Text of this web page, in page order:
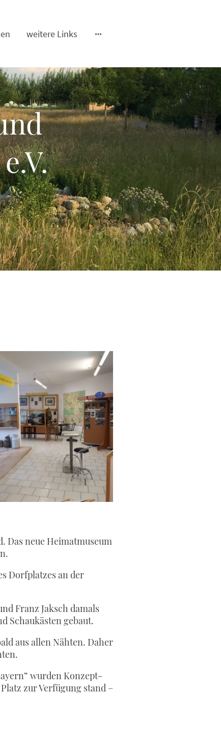
weitere Links
Das neue Heimatmuseum
Dorfplatzes an der
Franz Jaksch damals
Schaukästen gebaut.
aus allen Nähten. Daher
wurden Konzept-
zur Verfügung stand –